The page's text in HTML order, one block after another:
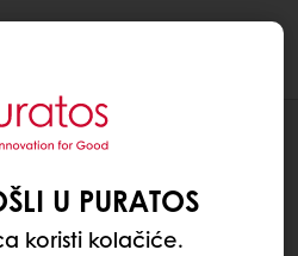
U PURATOS
koristi kolačiće.